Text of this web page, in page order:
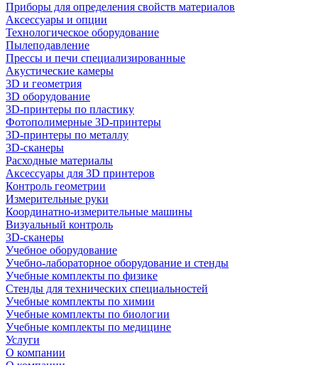
Приборы для определения свойств материалов
Аксессуары и опции
Технологическое оборудование
Пылеподавление
Прессы и печи специализированные
Акустические камеры
3D и геометрия
3D оборудование
3D-принтеры по пластику
Фотополимерные 3D-принтеры
3D-принтеры по металлу
3D-сканеры
Расходные материалы
Аксессуары для 3D принтеров
Контроль геометрии
Измерительные руки
Координатно-измерительные машины
Визуальный контроль
3D-сканеры
Учебное оборудование
Учебно-лабораторное оборудование и стенды
Учебные комплекты по физике
Стенды для технических специальностей
Учебные комплекты по химии
Учебные комплекты по биологии
Учебные комплекты по медицине
Услуги
О компании